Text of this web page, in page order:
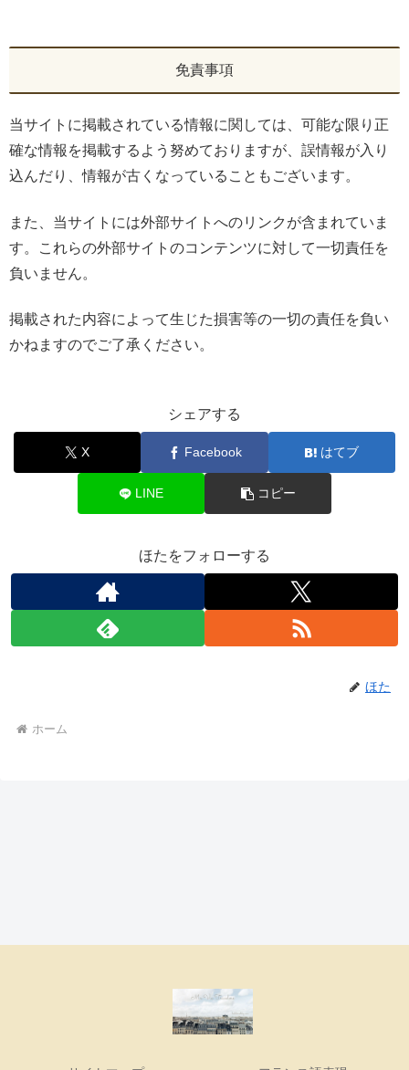
免責事項
当サイトに掲載されている情報に関しては、可能な限り正
確な情報を掲載するよう努めておりますが、誤情報が入り
込んだり、情報が古くなっていることもございます。
また、当サイトには外部サイトへのリンクが含まれていま
す。これらの外部サイトのコンテンツに対して一切責任を
負いません。
掲載された内容によって生じた損害等の一切の責任を負い
かねますのでご了承ください。
シェアする
X Facebook はてブ
LINE コピー
ほたをフォローする
ほた
ホーム